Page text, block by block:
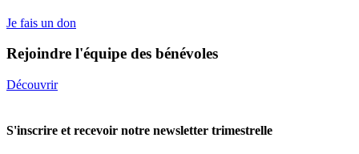
Je fais un don
Rejoindre l'équipe des bénévoles
Découvrir
S'inscrire et recevoir notre newsletter trimestrelle